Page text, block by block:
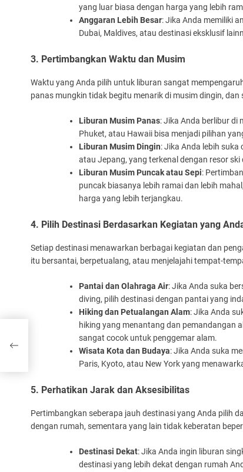
yang luar biasa dengan harga yang lebih
Anggaran Lebih Besar: Jika Anda memiliki
Dubai, Maldives, atau destinasi eksklusif
3. Pertimbangkan Waktu dan Musim
Waktu yang Anda pilih untuk liburan sangat
panas mungkin tidak begitu menarik di musim dingin, dan
Liburan Musim Panas: Jika Anda berlibur di
Phuket, atau Hawaii bisa menjadi pilihan
Liburan Musim Dingin: Jika Anda lebih
atau Jepang, yang terkenal dengan resor
Liburan Musim Puncak atau Sepi:
puncak biasanya lebih ramai dan lebih
harga yang lebih terjangkau.
4. Pilih Destinasi Berdasarkan Kegiatan yang
Setiap destinasi menawarkan berbagai kegiatan dan
itu bersantai, berpetualang, atau menjelajahi tempat-
Pantai dan Olahraga Air: Jika Anda suka
diving, pilih destinasi dengan pantai yang
Hiking dan Petualangan Alam: Jika Anda
hiking yang menantang dan pemandangan
sangat cocok untuk penggemar alam.
Wisata Kota dan Budaya: Jika Anda suka
Paris, Kyoto, atau New York yang
5. Perhatikan Jarak dan Aksesibilitas
Pertimbangkan seberapa jauh destinasi yang Anda pilih
dengan rumah, sementara yang lain tidak keberatan
Destinasi Dekat: Jika Anda ingin liburan
destinasi yang lebih dekat dengan rumah